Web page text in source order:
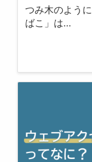
つみ木のよう
ばこ」は…